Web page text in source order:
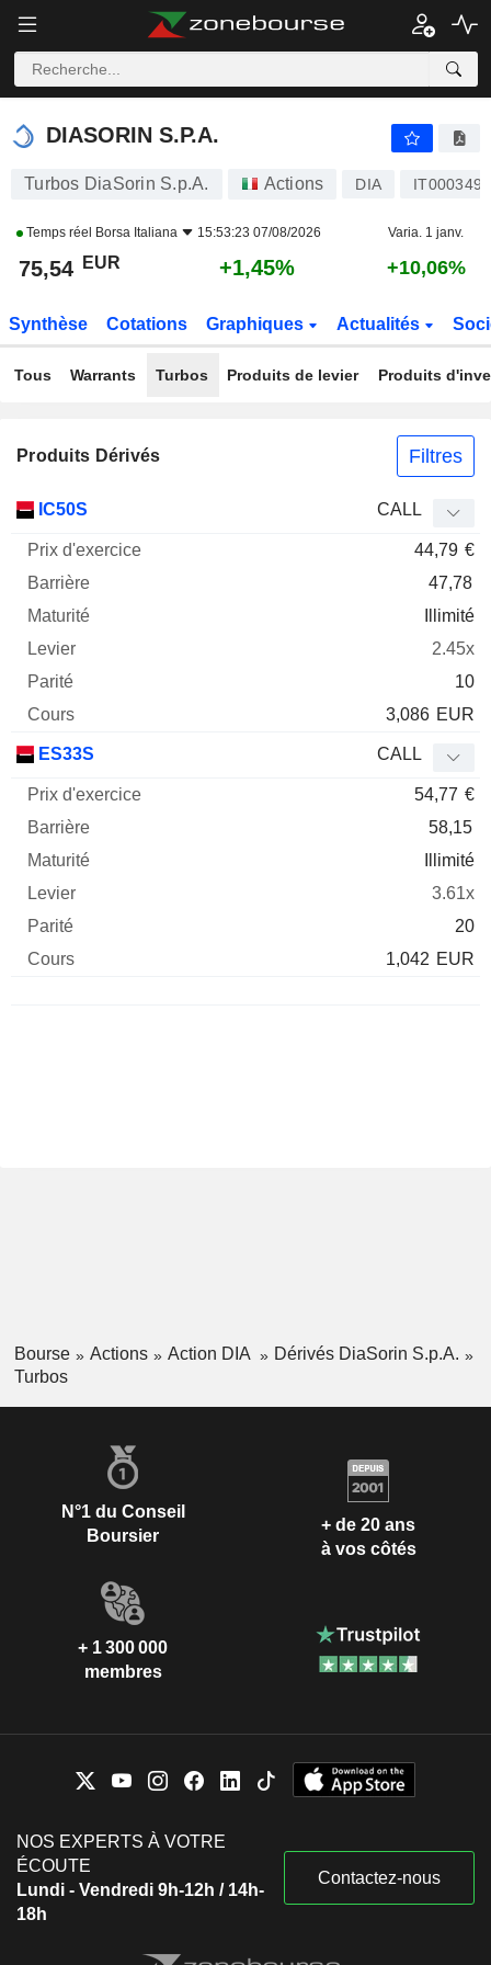
DIASORIN S.P.A.
DIASORIN S.P.A.
Turbos DiaSorin S.p.A. Actions DIA
Temps réel Borsa Italiana 15:53:23 07/08/2026 Varia. 1 janv.
75,54 EUR +1,45% +10,06%
Synthèse Cotations Graphiques Actualités
Tous Warrants Turbos Produits de levier Produits
Produits Dérivés Filtres
Mnemo Type
IC50S CALL
44,79 €
47,78
Illimité
2.45x
10
3,086 EUR
ES33S CALL
54,77 €
58,15
Illimité
3.61x
20
1,042 EUR
Bourse Actions Action DIA
Dérivés DiaSorin S.p.A.
Turbos
N°1 du Conseil
Boursier
+ de 20 ans
à vos côtés
+ 1 300 000
membres
NOS EXPERTS À VOTRE
ÉCOUTE
Lundi - Vendredi 9h-12h / 14h-
18h
Contactez-nous